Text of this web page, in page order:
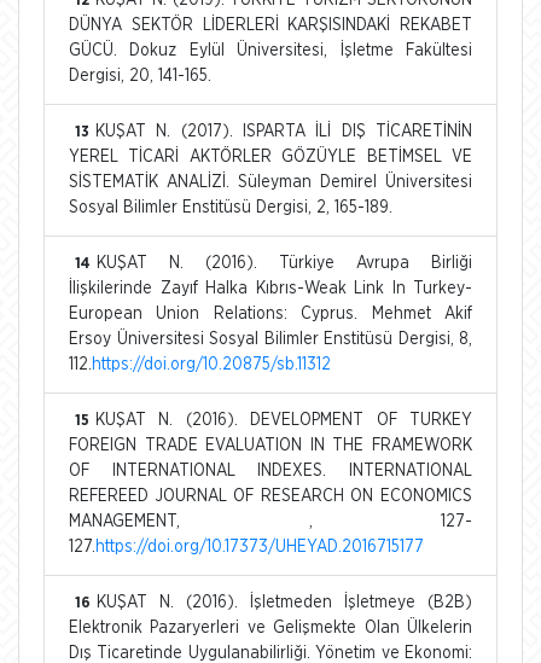
DÜNYA SEKTÖR LİDERLERİ KARŞISINDAKİ REKABET
GÜCÜ. Dokuz Eylül Üniversitesi, İşletme Fakültesi
Dergisi, 20, 141-165.
13
KUŞAT N. (2017). ISPARTA İLİ DIŞ TİCARETİNİN
YEREL TİCARİ AKTÖRLER GÖZÜYLE BETİMSEL VE
SİSTEMATİK ANALİZİ. Süleyman Demirel Üniversitesi
Sosyal Bilimler Enstitüsü Dergisi, 2, 165-189.
14
KUŞAT N. (2016). Türkiye Avrupa Birliği
İlişkilerinde Zayıf Halka Kıbrıs-Weak Link In Turkey-
European Union Relations: Cyprus. Mehmet Akif
Ersoy Üniversitesi Sosyal Bilimler Enstitüsü Dergisi, 8,
112. https://doi.org/10.20875/sb.11312
15
KUŞAT N. (2016). DEVELOPMENT OF TURKEY
FOREIGN TRADE EVALUATION IN THE FRAMEWORK
OF INTERNATIONAL INDEXES. INTERNATIONAL
REFEREED JOURNAL OF RESEARCH ON ECONOMICS
MANAGEMENT, , 127-
127. https://doi.org/10.17373/UHEYAD.2016715177
16
KUŞAT N. (2016). İşletmeden İşletmeye (B2B)
Elektronik Pazaryerleri ve Gelişmekte Olan Ülkelerin
Dış Ticaretinde Uygulanabilirliği. Yönetim ve Ekonomi: